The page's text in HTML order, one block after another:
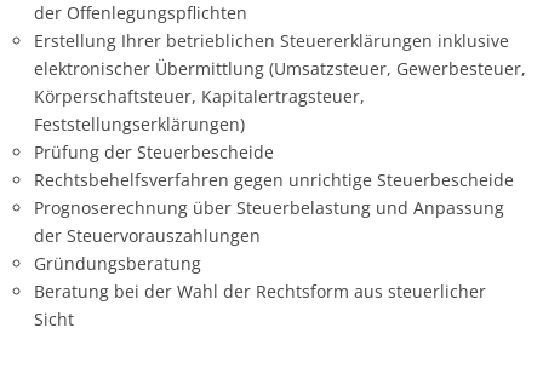
der Offenlegungspflichten
Erstellung Ihrer betrieblichen Steuererklärungen inklusive
elektronischer Übermittlung (Umsatzsteuer, Gewerbesteuer,
Körperschaftsteuer, Kapitalertragsteuer,
Feststellungserklärungen)
Prüfung der Steuerbescheide
Rechtsbehelfsverfahren gegen unrichtige Steuerbescheide
Prognoserechnung über Steuerbelastung und Anpassung
der Steuervorauszahlungen
Gründungsberatung
Beratung bei der Wahl der Rechtsform aus steuerlicher
Sicht